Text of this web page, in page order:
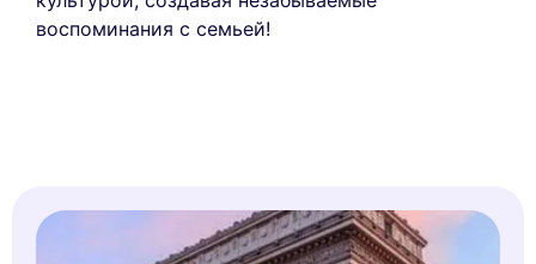
воспоминания с семьей!